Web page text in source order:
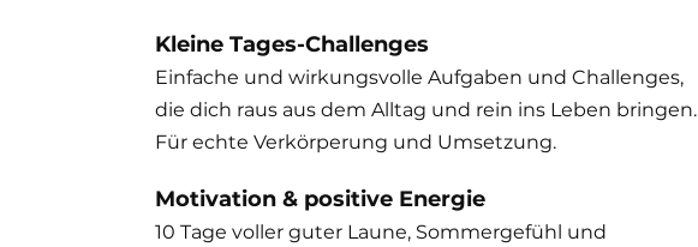
Kleine Tages-Challenges
Einfache und wirkungsvolle Aufgaben und Challenges,
die dich raus aus dem Alltag und rein ins Leben bringen.
Für echte Verkörperung und Umsetzung.
Motivation & positive Energie
10 Tage voller guter Laune, Sommergefühl und